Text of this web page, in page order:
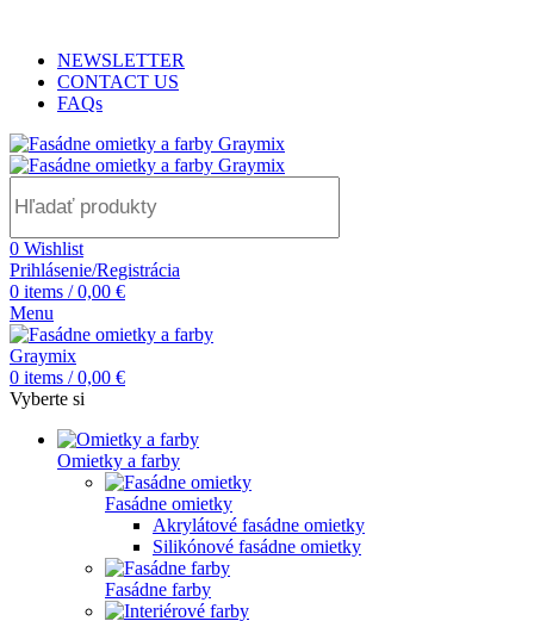
NEWSLETTER
CONTACT US
FAQs
0 Wishlist
Prihlásenie/Registrácia
0 items / 0,00 €
Menu
0 items / 0,00 €
Vyberte si
Omietky a farby
Fasádne omietky
Akrylátové fasádne omietky
Silikónové fasádne omietky
Fasádne farby